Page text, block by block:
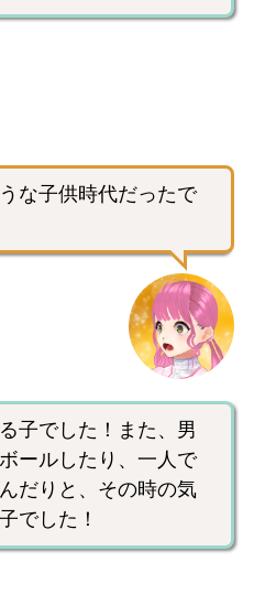
な子供時代だったで
子でした！また、男
ールしたり、一人で
だりと、その時の気
でした！